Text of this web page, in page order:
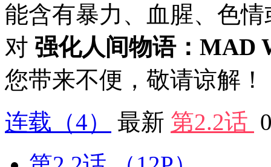
能含有暴力、血腥、色
对 强化人间物语：MAD
您带来不便，敬请谅解！
连载 （4） 最新 第2.2话